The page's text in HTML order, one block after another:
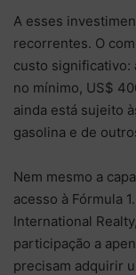
A esses
recorrentes. O
custo significativo:
no mínimo, US$
ainda está sujeito
gasolina e de
Nem mesmo a
acesso à Fórmula
International
participação a
precisam adquirir